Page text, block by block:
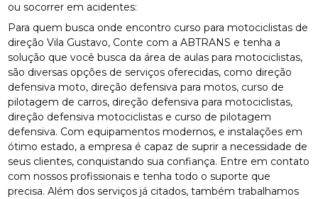
ou socorrer em acidentes:
Para quem busca onde encontro curso para motociclistas de
direção Vila Gustavo, Conte com a ABTRANS e tenha a
solução que você busca da área de aulas para motociclistas,
são diversas opções de serviços oferecidas, como direção
defensiva moto, direção defensiva para motos, curso de
pilotagem de carros, direção defensiva para motociclistas,
direção defensiva motociclistas e curso de pilotagem
defensiva. Com equipamentos modernos, e instalações em
ótimo estado, a empresa é capaz de suprir a necessidade de
seus clientes, conquistando sua confiança. Entre em contato
com nossos profissionais e tenha todo o suporte que
precisa. Além dos serviços já citados, também trabalhamos